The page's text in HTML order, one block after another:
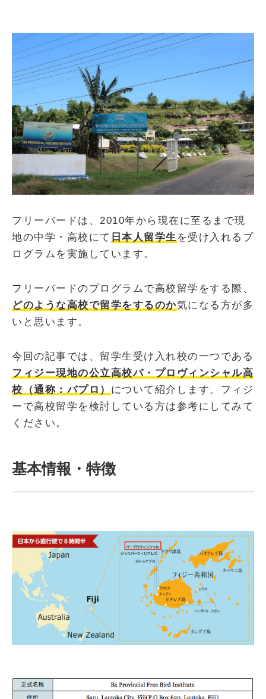
フリーバードは、2010年から現在に至るまで現
地の中学・高校にて 日本人留学生 を受け入れるプ
ログラムを実施しています。
フリーバードのプログラムで高校留学をする際、
どのような高校で留学をするのか気になる方が多
いと思います。
今回の記事では、留学生受け入れ校の一つである
フィジー現地の公立高校バ・プロヴィンシャル高
校（通称：バプロ） について紹介します。フィジ
ーで高校留学を検討している方は参考にしてみて
ください。
基本情報・特徴